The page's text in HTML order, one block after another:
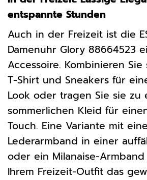
entspannte Stunden
Auch in der Freizeit ist die
Damenuhr Glory 88664523
Accessoire. Kombinieren Sie
T-Shirt und Sneakers für
Look oder tragen Sie sie zu
sommerlichen Kleid für
Touch. Eine Variante mit
Lederarmband in einer
oder ein Milanaise-
Ihrem Freizeit-Outfit das